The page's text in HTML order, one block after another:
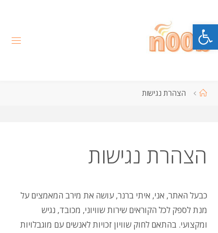
פתח סרגל נגישות
עמוד הצהרת נגישות
הצהרת נגישות
כבעל האתר, אני, איתי ברנר, עושה את מירב המאמצים על
מנת לספק לכל הקוראים שירות שוויוני, מכובד, נגיש
ומקצועי. בהתאם לחוק שוויון זכויות לאנשים עם מוגבלויות